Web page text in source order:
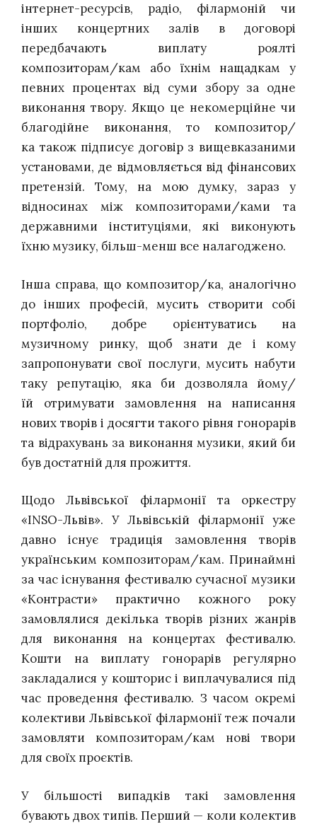
інтернет-ресурсів, радіо, філармоній чи
інших концертних залів в договорі
передбачають виплату роялті
композиторам/кам або їхнім нащадкам у
певних процентах від суми збору за одне
виконання твору. Якщо це некомерційне чи
благодійне виконання, то композитор/
ка також підписує договір з вищевказаними
установами, де відмовляється від фінансових
претензій. Тому, на мою думку, зараз у
відносинах між композиторами/ками та
державними інституціями, які виконують
їхню музику, більш-менш все налагоджено.
Інша справа, що композитор/ка, аналогічно
до інших професій, мусить створити собі
портфоліо, добре орієнтуватись на
музичному ринку, щоб знати де і кому
запропонувати свої послуги, мусить набути
таку репутацію, яка би дозволяла йому/
їй отримувати замовлення на написання
нових творів і досягти такого рівня гонорарів
та відрахувань за виконання музики, який би
був достатній для прожиття.
Щодо Львівської філармонії та оркестру
«ІNSO-Львів». У Львівській філармонії уже
давно існує традиція замовлення творів
українським композиторам/кам. Принаймні
за час існування фестивалю сучасної музики
«Контрасти» практично кожного року
замовлялися декілька творів різних жанрів
для виконання на концертах фестивалю.
Кошти на виплату гонорарів регулярно
закладалися у кошторис і виплачувалися під
час проведення фестивалю. З часом окремі
колективи Львівської філармонії теж почали
замовляти композиторам/кам нові твори
для своїх проєктів.
У більшості випадків такі замовлення
бувають двох типів. Перший — коли колектив